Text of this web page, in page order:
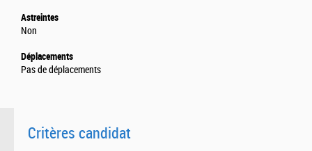
Astreintes
Non
Déplacements
Pas de déplacements
Critères candidat